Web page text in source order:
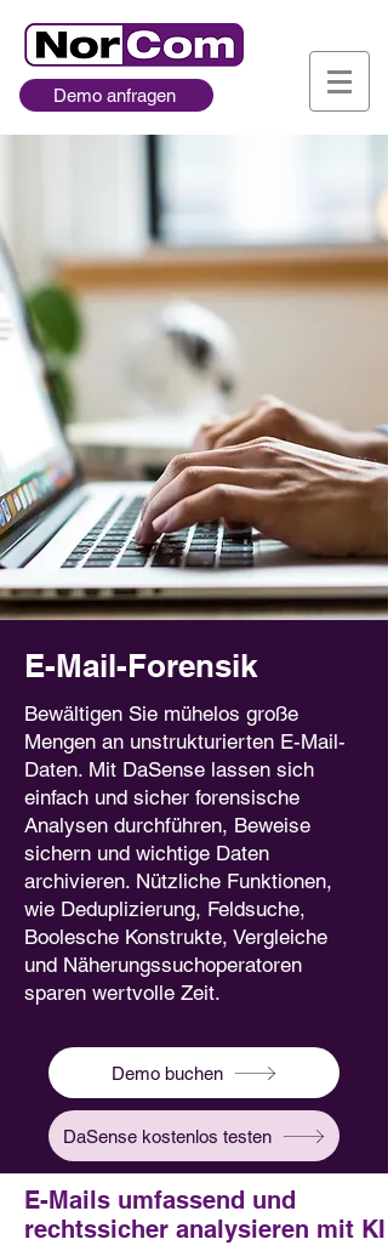
Demo anfragen
E-Mail-Forensik
Bewältigen Sie mühelos große
Mengen an unstrukturierten E-Mail-
Daten. Mit DaSense lassen sich
einfach und sicher forensische
Analysen durchführen, Beweise
sichern und wichtige Daten
archivieren. Nützliche Funktionen,
wie Deduplizierung, Feldsuche,
Boolesche Konstrukte, Vergleiche
und Näherungssuchoperatoren
sparen wertvolle Zeit.
Demo buchen
DaSense kostenlos testen
E-Mails umfassend und
rechtssicher analysieren mit KI